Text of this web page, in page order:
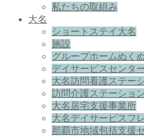
私たちの取組み
大名
ショートステイ大名
施設
グループホームぬく
デイサービスセンタ
大名訪問看護ステー
訪問介護ステーショ
大名居宅支援事業所
大名デイサービスフ
那覇市地域包括支援